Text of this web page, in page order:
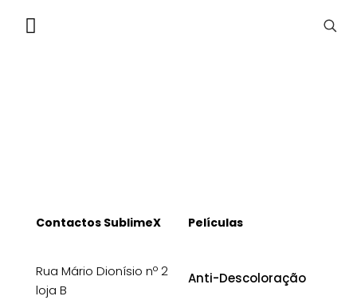
Contactos SublimeX
Rua Mário Dionísio nº 2
loja B
Películas
Anti-Descoloração